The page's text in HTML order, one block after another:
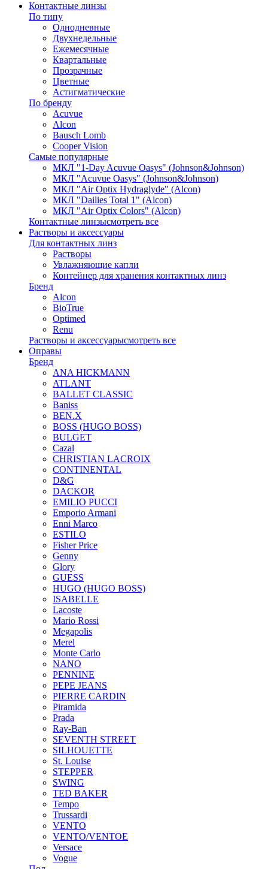
Контактные линзы
По типу
Однодневные
Двухнедельные
Ежемесячные
Квартальные
Прозрачные
Цветные
Астигматические
По бренду
Acuvue
Alcon
Bausch Lomb
Cooper Vision
Самые популярные
МКЛ "1-Day Acuvue Oasys" (Johnson&Johnson)
МКЛ "Acuvue Oasys" (Johnson&Johnson)
МКЛ "Air Optix Hydraglyde" (Alcon)
МКЛ "Dailies Total 1" (Alcon)
МКЛ "Air Optix Colors" (Alcon)
Контактные линзысмотреть все
Растворы и аксессуары
Для контактных линз
Растворы
Увлажняющие капли
Контейнер для хранения контактных линз
Бренд
Alcon
BioTrue
Optimed
Renu
Растворы и аксессуарысмотреть все
Оправы
Бренд
ANA HICKMANN
ATLANT
BALLET CLASSIC
Baniss
BEN.X
BOSS (HUGO BOSS)
BULGET
Cazal
CHRISTIAN LACROIX
CONTINENTAL
D&G
DACKOR
EMILIO PUCCI
Emporio Armani
Enni Marco
ESTILO
Fisher Price
Genny
Glory
GUESS
HUGO (HUGO BOSS)
ISABELLE
Lacoste
Mario Rossi
Megapolis
Merel
Monte Carlo
NANO
PENNINE
PEPE JEANS
PIERRE CARDIN
Piramida
Prada
Ray-Ban
SEVENTH STREET
SILHOUETTE
St. Louise
STEPPER
SWING
TED BAKER
Tempo
Trussardi
VENTO
VENTO/VENTOE
Versace
Vogue